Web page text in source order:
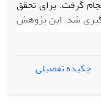
گرفت. برای تحقق
شد. این پژوهش
مدلی پارادایمیک
زنجیره‌ای
در زمره مطالعات
پیمایش مقطعی
فروشگاه‌های
چکیده تفصیلی